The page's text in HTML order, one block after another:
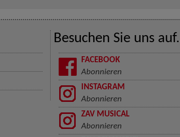
Besuchen Sie uns
FACEBOOK
Abonnieren
INSTAGRAM
Abonnieren
ZAV MUSICAL
Abonnieren